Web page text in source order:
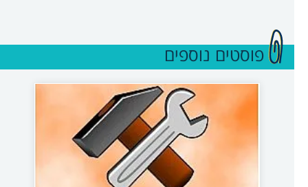
פוסטים נוספים